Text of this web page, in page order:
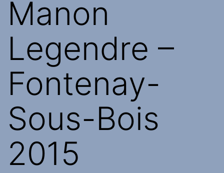
Manon
Legendre –
Fontenay-
Sous-Bois
2015